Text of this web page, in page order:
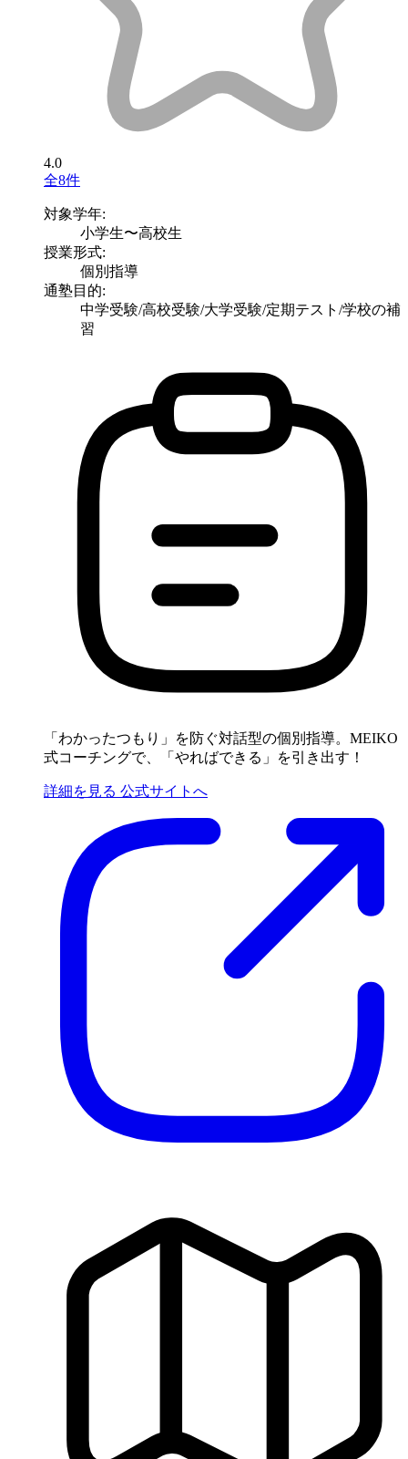
4.0
全8件
対象学年:
小学生〜高校生
授業形式:
個別指導
通塾目的:
中学受験/高校受験/大学受験/定期テスト/学校の補
習
「わかったつもり」を防ぐ対話型の個別指導。MEIKO
式コーチングで、「やればできる」を引き出す！
詳細を見る 公式サイトへ